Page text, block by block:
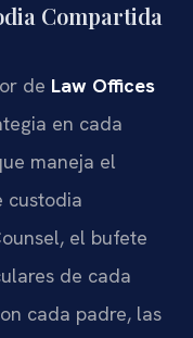
Compartida
de Law Offices
en cada
maneja el
custodia
el bufete
de cada
cada padre, las